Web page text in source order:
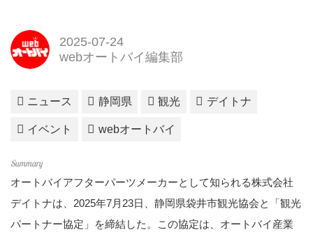
2025-07-24
webオートバイ編集部
ニュース 静岡県 観光 デイトナ
イベント webオートバイ
オートバイアフターパーツメーカーとして知られる株式会社
デイトナは、2025年7月23日、静岡県袋井市観光協会と「観光
パートナー協定」を締結した。この協定は、オートバイ産業